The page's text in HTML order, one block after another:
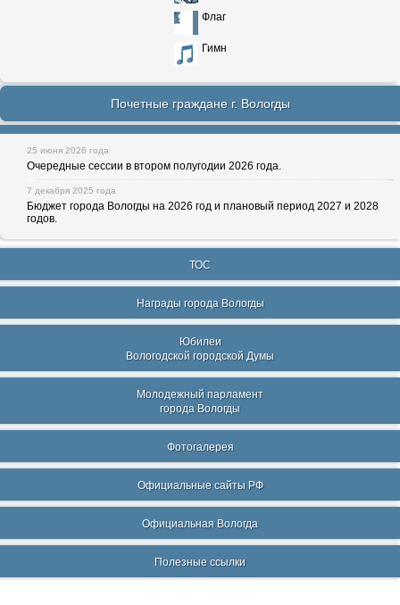
Флаг
Гимн
Почетные граждане г. Вологды
25 июня 2026 года
Очередные сессии в втором полугодии 2026 года.
7 декабря 2025 года
Бюджет города Вологды на 2026 год и плановый период 2027 и 2028
годов.
ТОС
Награды города Вологды
Юбилеи
Вологодской городской Думы
Молодежный парламент
города Вологды
Фотогалерея
Официальные сайты РФ
Официальная Вологда
Полезные ссылки